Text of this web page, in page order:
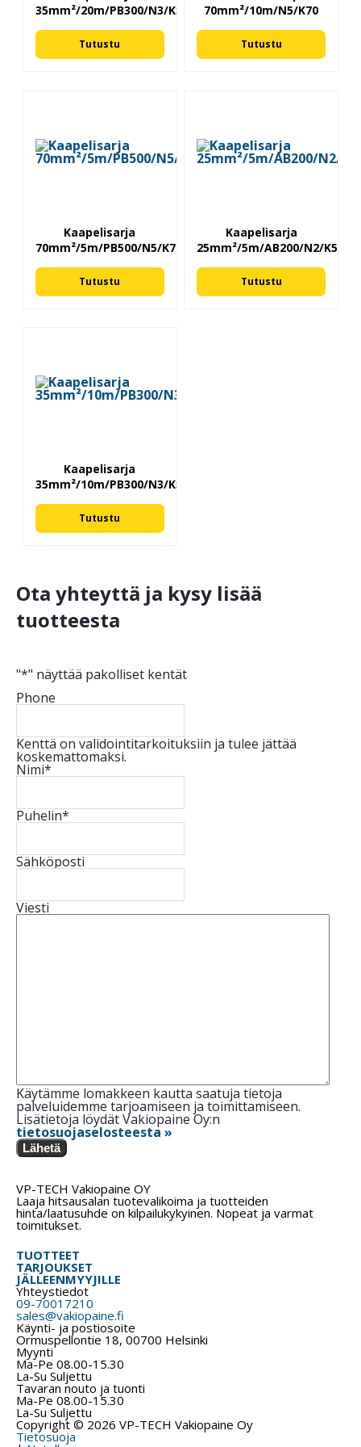
35mm²/20m/PB300/N3/K50
Tutustu
70mm²/10m/N5/K70
Tutustu
Kaapelisarja
70mm²/5m/PB500/N5/K70
Tutustu
Kaapelisarja
25mm²/5m/AB200/N2/K50
Tutustu
Kaapelisarja
35mm²/10m/PB300/N3/K50
Tutustu
Ota yhteyttä ja kysy lisää
tuotteesta
"*" näyttää pakolliset kentät
Phone
Kenttä on validointitarkoituksiin ja tulee jättää
koskemattomaksi.
Nimi*
Puhelin*
Sähköposti
Viesti
Käytämme lomakkeen kautta saatuja tietoja
palveluidemme tarjoamiseen ja toimittamiseen.
Lisätietoja löydät Vakiopaine Oy:n
tietosuojaselosteesta »
Lähetä
VP-TECH Vakiopaine OY
Laaja hitsausalan tuotevalikoima ja tuotteiden
hinta/laatusuhde on kilpailukykyinen. Nopeat ja varmat
toimitukset.
TUOTTEET
TARJOUKSET
JÄLLEENMYYJILLE
Yhteystiedot
09-70017210
sales@vakiopaine.fi
Käynti- ja postiosoite
Ormuspellontie 18, 00700 Helsinki
Myynti
Ma-Pe 08.00-15.30
La-Su Suljettu
Tavaran nouto ja tuonti
Ma-Pe 08.00-15.30
La-Su Suljettu
Copyright © 2026 VP-TECH Vakiopaine Oy
Tietosuoja